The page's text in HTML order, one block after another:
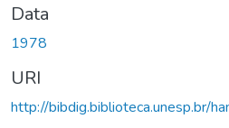
Data
1978
URI
http://bibdig.biblioteca.unesp.br/